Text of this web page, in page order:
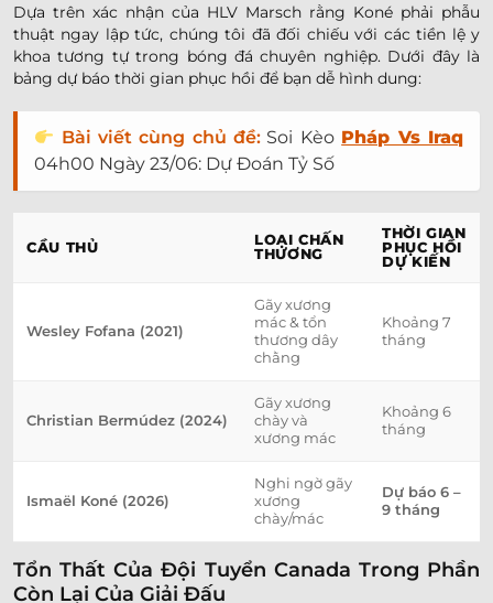
Dựa trên xác nhận của HLV Marsch rằng Koné phải phẫu
thuật ngay lập tức, chúng tôi đã đối chiếu với các tiền lệ y
khoa tương tự trong bóng đá chuyên nghiệp. Dưới đây là
bảng dự báo thời gian phục hồi để bạn dễ hình dung:
Bài viết cùng chủ đề: Soi Kèo Pháp Vs Iraq
04h00 Ngày 23/06: Dự Đoán Tỷ Số
CẦU THỦ
LOẠI CHẤN
THƯƠNG
THỜI GIAN
PHỤC HỒI
DỰ KIẾN
Wesley Fofana (2021)
Gãy xương
mác & tổn
thương dây
chằng
Khoảng 7
tháng
Christian Bermúdez (2024)
Gãy xương
chày và
xương mác
Khoảng 6
tháng
Ismaël Koné (2026)
Nghi ngờ gãy
xương
chày/mác
Dự báo 6 –
9 tháng
Tổn Thất Của Đội Tuyển Canada Trong Phần
Còn Lại Của Giải Đấu